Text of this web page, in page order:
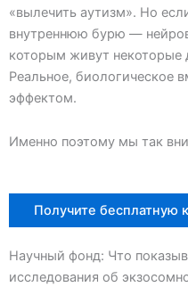
«вылечить аутизм». Но
внутреннюю бурю —
которым живут некоторые
Реальное, биологическое
эффектом.
Именно поэтому мы так
Получите бесплатную
Научный фонд: Что
исследования об